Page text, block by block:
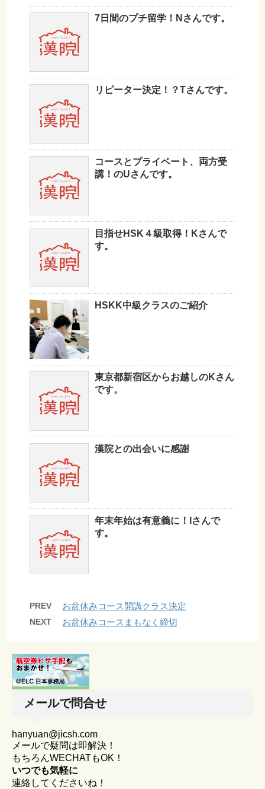
7日間のプチ留学！Nさんです。
リピーター決定！？Tさんです。
コースとプライベート、両方受
講！のUさんです。
目指せHSK４級取得！Kさんで
す。
HSKK中級クラスのご紹介
東京都新宿区からお越しのKさん
です。
漢院との出会いに感謝
年末年始は有意義に！Iさんで
す。
PREV お盆休みコース開講クラス決定
NEXT お盆休みコースまもなく締切
メールで問合せ
hanyuan@jicsh.com
メールで疑問は即解決！
もちろんWECHATもOK！
いつでも気軽に
連絡してくださいね！